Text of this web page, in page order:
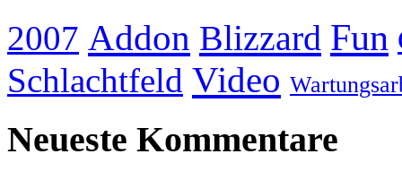
2007 Addon Blizzard Fun
Schlachtfeld Video
Neueste Kommentare